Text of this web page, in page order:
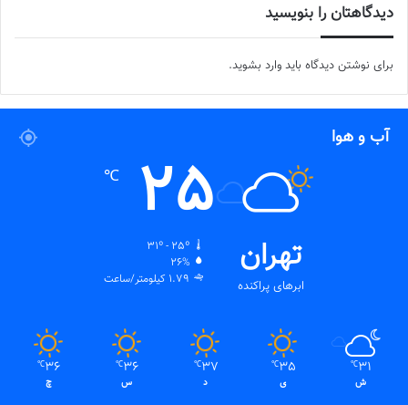
دیدگاهتان را بنویسید
برای نوشتن دیدگاه باید وارد بشوید.
آب و هوا
تهران
ابرهای پراکنده
25
℃
31º - 25º
26%
1.79 کیلومتر/ساعت
31
℃
ش
35
℃
ی
37
℃
د
36
℃
س
36
℃
چ